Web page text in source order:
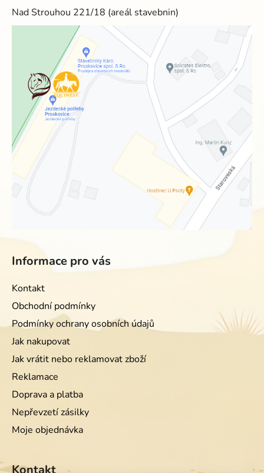
Nad Strouhou 221/18 (areál stavebnin)
Informace pro vás
Kontakt
Obchodní podmínky
Podmínky ochrany osobních údajů
Jak nakupovat
Jak vrátit nebo reklamovat zboží
Reklamace
Doprava a platba
Nepřevzetí zásilky
Moje objednávka